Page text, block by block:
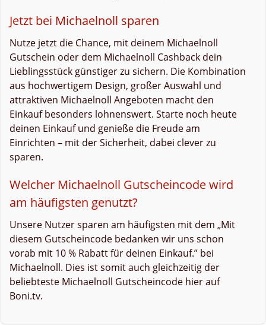
Jetzt bei Michaelnoll sparen
Nutze jetzt die Chance, mit deinem Michaelnoll
Gutschein oder dem Michaelnoll Cashback dein
Lieblingsstück günstiger zu sichern. Die Kombination
aus hochwertigem Design, großer Auswahl und
attraktiven Michaelnoll Angeboten macht den
Einkauf besonders lohnenswert. Starte noch heute
deinen Einkauf und genieße die Freude am
Einrichten – mit der Sicherheit, dabei clever zu
sparen.
Welcher Michaelnoll Gutscheincode wird
am häufigsten genutzt?
Unsere Nutzer sparen am häufigsten mit dem „Mit
diesem Gutscheincode bedanken wir uns schon
vorab mit 10 % Rabatt für deinen Einkauf.” bei
Michaelnoll. Dies ist somit auch gleichzeitig der
beliebteste Michaelnoll Gutscheincode hier auf
Boni.tv.